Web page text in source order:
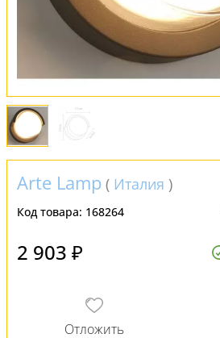
Отзывы
Arte Lamp ( Италия )
Код товара: 168264
2 903 ₽